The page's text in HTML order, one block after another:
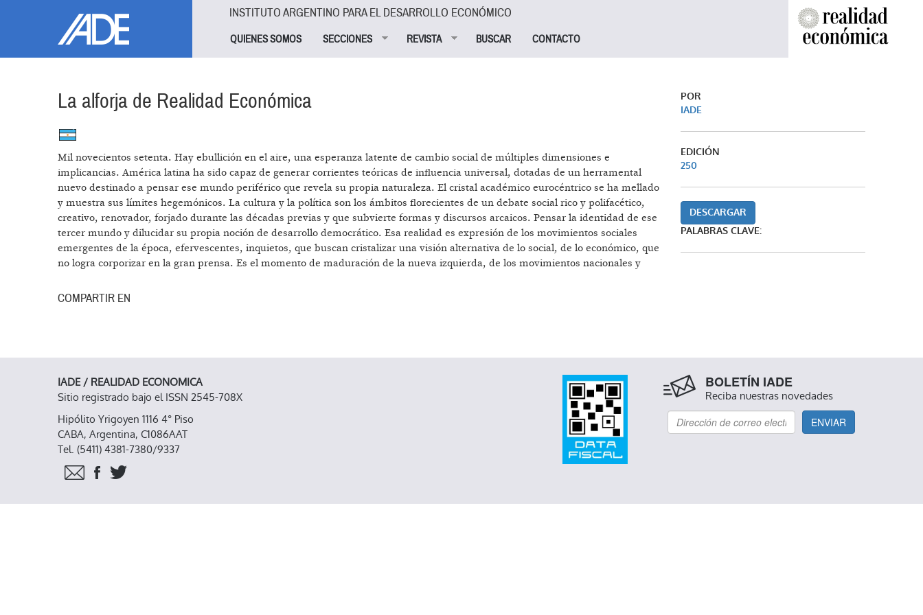
INSTITUTO ARGENTINO PARA EL DESARROLLO ECONÓMICO
QUIENES SOMOS SECCIONES REVISTA BUSCAR CONTACTO
La alforja de Realidad Económica
Mil novecientos setenta. Hay ebullición en el aire, una esperanza latente de cambio social de múltiples dimensiones e
implicancias. América latina ha sido capaz de generar corrientes teóricas de influencia universal, dotadas de un herramental
nuevo destinado a pensar ese mundo periférico que revela su propia naturaleza. El cristal académico eurocéntrico se ha mellado
y muestra sus límites hegemónicos. La cultura y la política son los ámbitos florecientes de un debate social rico y polifacético,
creativo, renovador, forjado durante las décadas previas y que subvierte formas y discursos arcaicos. Pensar la identidad de ese
tercer mundo y dilucidar su propia noción de desarrollo democrático. Esa realidad es expresión de los movimientos sociales
emergentes de la época, efervescentes, inquietos, que buscan cristalizar una visión alternativa de lo social, de lo económico, que
no logra corporizar en la gran prensa. Es el momento de maduración de la nueva izquierda, de los movimientos nacionales y
COMPARTIR EN
POR
IADE
EDICIÓN
250
DESCARGAR
PALABRAS CLAVE:
IADE / REALIDAD ECONOMICA
Sitio registrado bajo el ISSN 2545-708X
Hipólito Yrigoyen 1116 4° Piso
CABA, Argentina, C1086AAT
Tel. (5411) 4381-7380/9337
BOLETÍN IADE
Reciba nuestras novedades
ENVIAR